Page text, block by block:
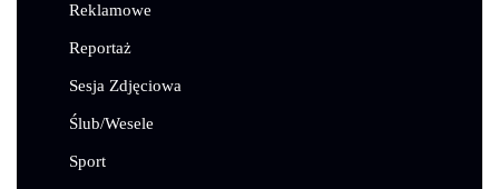
Reklamowe
Reportaż
Sesja Zdjęciowa
Ślub/Wesele
Sport